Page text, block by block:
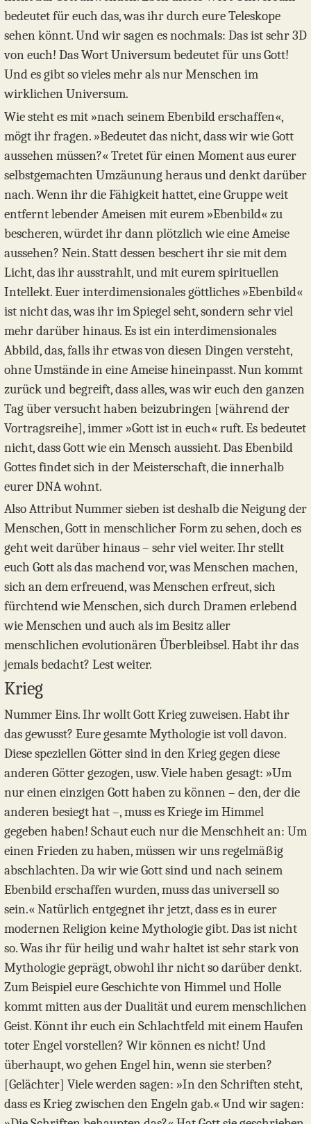
bedeutet für euch das, was ihr durch eure Teleskope
sehen könnt. Und wir sagen es nochmals: Das ist sehr 3D
von euch! Das Wort Universum bedeutet für uns Gott!
Und es gibt so vieles mehr als nur Menschen im
wirklichen Universum.
Wie steht es mit »nach seinem Ebenbild erschaffen«,
mögt ihr fragen. »Bedeutet das nicht, dass wir wie Gott
aussehen müssen?« Tretet für einen Moment aus eurer
selbstgemachten Umzäunung heraus und denkt darüber
nach. Wenn ihr die Fähigkeit hattet, eine Gruppe weit
entfernt lebender Ameisen mit eurem »Ebenbild« zu
bescheren, würdet ihr dann plötzlich wie eine Ameise
aussehen? Nein. Statt dessen beschert ihr sie mit dem
Licht, das ihr ausstrahlt, und mit eurem spirituellen
Intellekt. Euer interdimensionales göttliches »Ebenbild«
ist nicht das, was ihr im Spiegel seht, sondern sehr viel
mehr darüber hinaus. Es ist ein interdimensionales
Abbild, das, falls ihr etwas von diesen Dingen versteht,
ohne Umstände in eine Ameise hineinpasst. Nun kommt
zurück und begreift, dass alles, was wir euch den ganzen
Tag über versucht haben beizubringen [während der
Vortragsreihe], immer »Gott ist in euch« ruft. Es bedeutet
nicht, dass Gott wie ein Mensch aussieht. Das Ebenbild
Gottes findet sich in der Meisterschaft, die innerhalb
eurer DNA wohnt.
Also Attribut Nummer sieben ist deshalb die Neigung der
Menschen, Gott in menschlicher Form zu sehen, doch es
geht weit darüber hinaus – sehr viel weiter. Ihr stellt
euch Gott als das machend vor, was Menschen machen,
sich an dem erfreuend, was Menschen erfreut, sich
fürchtend wie Menschen, sich durch Dramen erlebend
wie Menschen und auch als im Besitz aller
menschlichen evolutionären Überbleibsel. Habt ihr das
jemals bedacht? Lest weiter.
Krieg
Nummer Eins. Ihr wollt Gott Krieg zuweisen. Habt ihr
das gewusst? Eure gesamte Mythologie ist voll davon.
Diese speziellen Götter sind in den Krieg gegen diese
anderen Götter gezogen, usw. Viele haben gesagt: »Um
nur einen einzigen Gott haben zu können – den, der die
anderen besiegt hat –, muss es Kriege im Himmel
gegeben haben! Schaut euch nur die Menschheit an: Um
einen Frieden zu haben, müssen wir uns regelmäßig
abschlachten. Da wir wie Gott sind und nach seinem
Ebenbild erschaffen wurden, muss das universell so
sein.« Natürlich entgegnet ihr jetzt, dass es in eurer
modernen Religion keine Mythologie gibt. Das ist nicht
so. Was ihr für heilig und wahr haltet ist sehr stark von
Mythologie geprägt, obwohl ihr nicht so darüber denkt.
Zum Beispiel eure Geschichte von Himmel und Holle
kommt mitten aus der Dualität und eurem menschlichen
Geist. Könnt ihr euch ein Schlachtfeld mit einem Haufen
toter Engel vorstellen? Wir können es nicht! Und
überhaupt, wo gehen Engel hin, wenn sie sterben?
[Gelächter] Viele werden sagen: »In den Schriften steht,
dass es Krieg zwischen den Engeln gab.« Und wir sagen: